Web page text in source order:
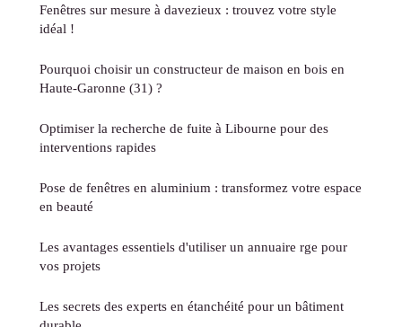
Fenêtres sur mesure à davezieux : trouvez votre style
idéal !
Pourquoi choisir un constructeur de maison en bois en
Haute-Garonne (31) ?
Optimiser la recherche de fuite à Libourne pour des
interventions rapides
Pose de fenêtres en aluminium : transformez votre espace
en beauté
Les avantages essentiels d'utiliser un annuaire rge pour
vos projets
Les secrets des experts en étanchéité pour un bâtiment